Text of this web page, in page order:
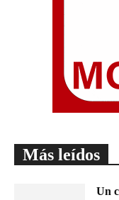
Más leídos
Un